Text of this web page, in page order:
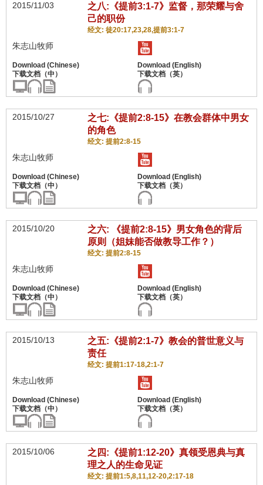
2015/11/03
之八:《提前3:1-7》监督，那荣耀与舍
己的职份
经文: 徒20:17,23,28,提前3:1-7
朱志山牧师
2015/10/27
之七:《提前2:8-15》在教会群体中男女
的角色
经文: 提前2:8-15
朱志山牧师
2015/10/20
之六: 《提前2:8-15》男女角色的背后
原则（姐妹能否做教导工作？）
经文: 提前2:8-15
朱志山牧师
2015/10/13
之五:《提前2:1-7》教会的普世意义与
责任
经文: 提前1:17-18,2:1-7
朱志山牧师
2015/10/06
之四:《提前1:12-20》真领受恩典与真
理之人的生命见证
经文: 提前1:5,8,11,12-20,2:17-18